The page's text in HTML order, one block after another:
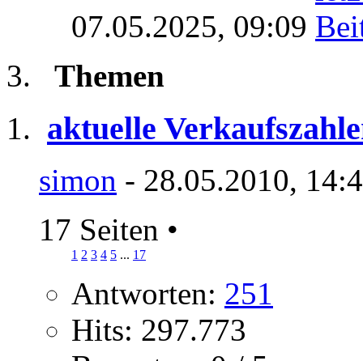
07.05.2025, 09:09
Themen
aktuelle
simon - 28.05.2010,
17 Seiten •
1 2 3 4 5 ... 17
Antworten: 251
Hits: 297.773